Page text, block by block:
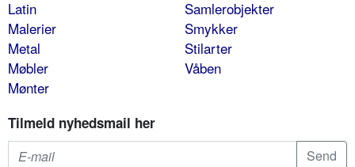
Latin
Malerier
Metal
Møbler
Mønter
Samlerobjekter
Smykker
Stilarter
Våben
Tilmeld nyhedsmail her